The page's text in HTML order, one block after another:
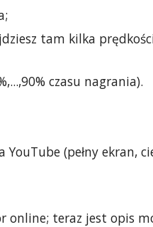
tam kilka
czasu nagrania).
(pełny ekran,
online; teraz jest opis